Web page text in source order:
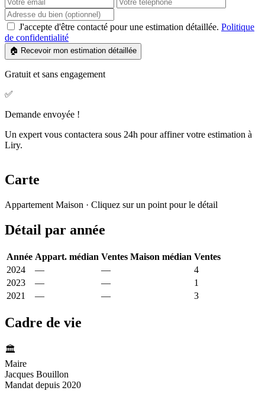
J'accepte d'être contacté pour une estimation détaillée. Politique
de confidentialité
🏠 Recevoir mon estimation détaillée
Gratuit et sans engagement
✅
Demande envoyée !
Un expert vous contactera sous 24h pour affiner votre estimation à
Liry.
Carte
−
Appartement Maison · Cliquez sur un point pour le détail
Détail par année
Année Appart. médian Ventes Maison médian Ventes
2024
— —
4
2023
— —
1
2021
— — 3
Cadre de vie
🏛️
Maire
Jacques Bouillon
Mandat depuis 2020